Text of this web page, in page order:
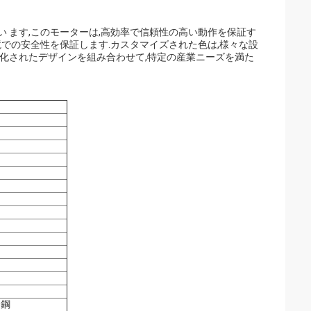
ます,このモーターは,高効率で信頼性の高い動作を保証す
の安全性を保証します.カスタマイズされた色は,様々な設
されたデザインを組み合わせて,特定の産業ニーズを満た